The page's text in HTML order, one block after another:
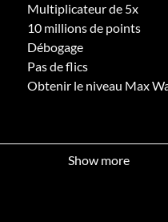
Multiplicateur de 5x
10 millions de points
Débogage
Pas de flics
Obtenir le niveau Max
Show more